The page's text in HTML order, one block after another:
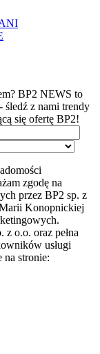
BP2 NEWS to
śledź z nami trendy
się ofertę BP2!
zgodę na
przez BP2 sp. z
Konopnickiej
z o.o. oraz pełna
usługi
na stronie: